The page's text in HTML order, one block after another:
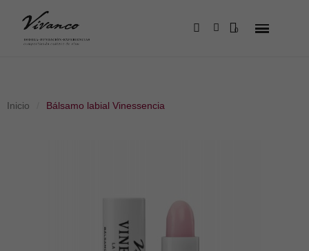
Inicio Bálsamo labial Vinessencia